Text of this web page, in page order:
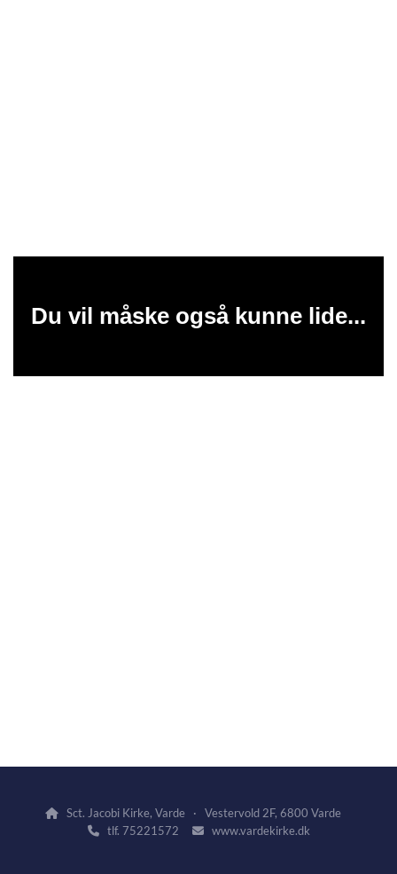
Du vil måske også kunne lide...
 Sct. Jacobi Kirke, Varde · Vestervold 2F, 6800 Varde
tlf. 75221572 www.vardekirke.dk